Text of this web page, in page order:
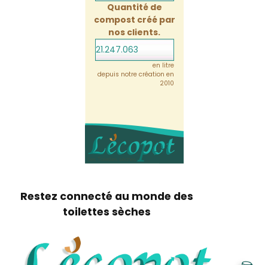
Quantité de
compost créé par
nos clients.
21.247.063
en litre
depuis notre création en
2010
Restez connecté au monde des
toilettes sèches